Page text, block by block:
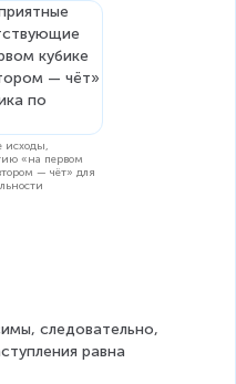
исходы,
«на первом
— чёт» для
следовательно,
равна